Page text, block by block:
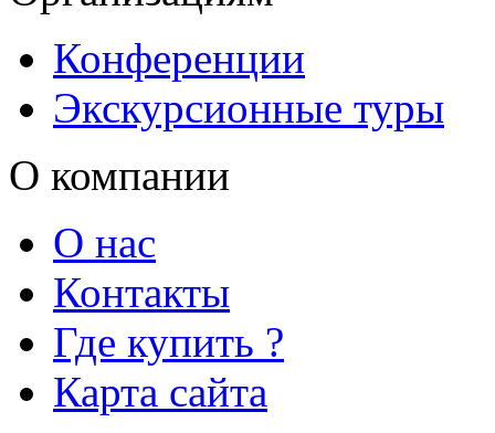
Конференции
Экскурсионные туры
О компании
О нас
Контакты
Где купить ?
Карта сайта